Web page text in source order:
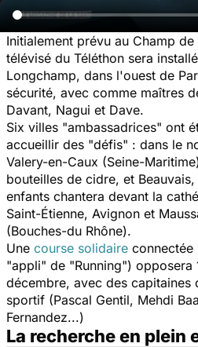
Initialement prévu au Champ
télévisé du Téléthon sera
Longchamp, dans l'ouest de
sécurité, avec comme maîtres
Davant, Nagui et Dave.
Six villes "ambassadrices" ont
accueillir des "défis" : dans le
Valery-en-Caux (Seine-
bouteilles de cidre, et
enfants chantera devant la
Saint-Étienne, Avignon et
(Bouches-du Rhône).
Une course solidaire connectée
"appli" de "Running") opposera
décembre, avec des capitaines
sportif (Pascal Gentil, Mehdi
Fernandez...)
La recherche en plein